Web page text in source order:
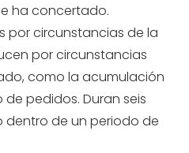
ha concertado.
por circunstancias de la
por circunstancias
como la acumulación
pedidos. Duran seis
dentro de un periodo de